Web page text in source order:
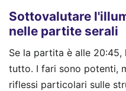
Sottovalutare
nelle partite serali
Se la partita è alle 20:45,
tutto. I fari sono potenti,
riflessi particolari sulle